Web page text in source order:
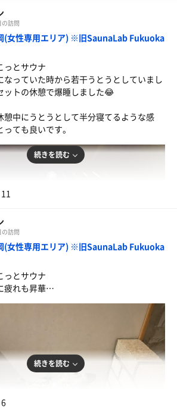
てよかった！！
大浦さん。
く
拌した後に
かわりも嬉しかったです！
かもやんさん。
お話が面白くて
などの気配りも完璧…
がら接客に感動です。
ボが多かったので、
風呂！
2脚になってました。
風の入り方、
香り、
の椅子。極上です〜！
っくす。待ち侘びた！
ットデビュー！
愛くて大好きです♡
リを受けるのを
した。
で3回目でしたが
……
になれるのはもちろん、
ーと洗髪の際に
にしては広め。
オ天神より広い！
ますが
良い。
度と湿度。
り、
っと湿度が欲しい感じ…
目は
入れるくらいの大きさ。
雰囲気花丸！
冷たく感じますが、
を動かすと羽衣はなくなり
らないですね〜
に
のある腰掛けイスと
椅子のセットが2つ。
けるように
のが素晴らしい😭
いのが
したが、
良いことに
させて
て放心…
くととのいました〜🤤
岩風呂。
ペースもあり
訪問
(女性専用エリア) ※旧SaunaLab Fukuoka
っとサウナ
なっていた時から若干うとうとしていまし
ットの休憩で爆睡しました😂
憩中にうとうとして半分寝てるような感
ても良いです。
続きを読む
11
訪問
(女性専用エリア) ※旧SaunaLab Fukuoka
っとサウナ
疲れも昇華…
続きを読む
6